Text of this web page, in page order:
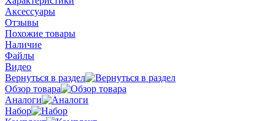
Аксессуары
Отзывы
Похожие товары
Наличие
Файлы
Видео
Вернуться в раздел
Обзор товара
Аналоги
Набор